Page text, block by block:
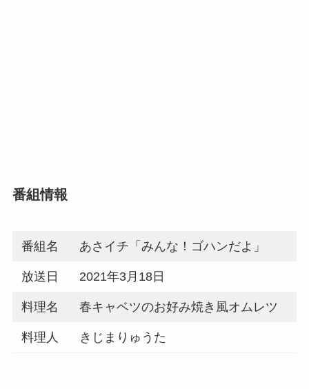
番組情報
番組名 あさイチ「みんな！ゴハンだよ」
放送日 2021年3月18日
料理名 春キャベツのお好み焼き風オムレツ
料理人 きじまりゅうた